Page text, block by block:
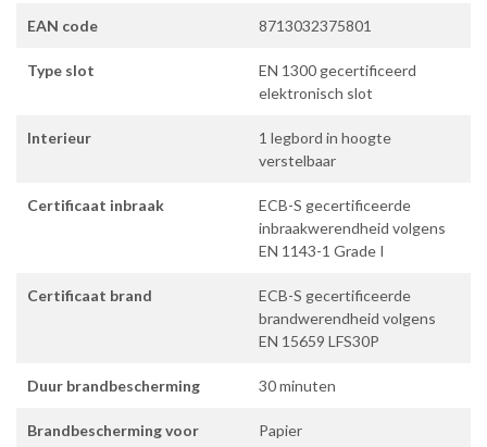
EAN code 8713032375801
Type slot
EN 1300 gecertificeerd
elektronisch slot
Interieur
1 legbord in hoogte
verstelbaar
Certificaat inbraak
ECB-S gecertificeerde
inbraakwerendheid volgens
EN 1143-1 Grade I
Certificaat brand
ECB-S gecertificeerde
brandwerendheid volgens
EN 15659 LFS30P
Duur brandbescherming 30 minuten
Brandbescherming voor Papier